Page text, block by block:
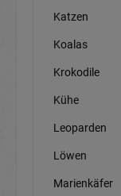
Katzen
Koalas
Krokodile
Kühe
Leoparden
Löwen
Marienkäfer